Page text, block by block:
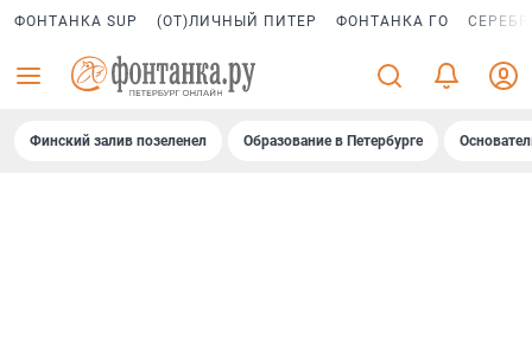
ФОНТАНКА SUP (ОТ)ЛИЧНЫЙ ПИТЕР ФОНТАНКА ГО
Финский залив позеленел Образование в Петербурге